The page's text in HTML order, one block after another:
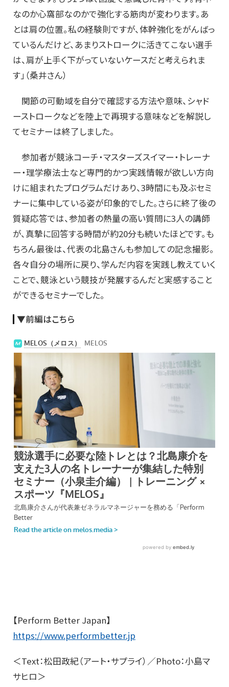
なのか心窩部なのかで強化する筋肉が変わります。あ
とは肩の位置。私の経験則ですが、体幹強化をがんばっ
ているんだけど、あまりストロークに活きてこない選手
は、肩が上手く下がっていないケースだと考えられま
す」（桑井さん）
関節の可動域を自分で確認する方法や意味、シャド
ーストロークなどを陸上で再現する意味などを解説し
てセミナーは終了しました。
参加者が競泳コーチ・マスターズスイマー・トレーナ
ー・理学療法士など専門的かつ実践情報が欲しい方向
けに組まれたプログラムだけあり、3時間にも及ぶセミ
ナーに集中している姿が印象的でした。さらに終了後の
質疑応答では、参加者の熱量の高い質問に3人の講師
が、真摯に回答する時間が約20分も続いたほどです。も
ちろん最後は、代表の北島さんも参加しての記念撮影。
各々自分の場所に戻り、学んだ内容を実践し教えていく
ことで、競泳という競技が発展するんだと実感すること
ができるセミナーでした。
▼前編はこちら
【Perform Better Japan】
https://www.performbetter.jp
＜Text：松田政紀（アート・サプライ）／Photo：小島マ
サヒロ＞